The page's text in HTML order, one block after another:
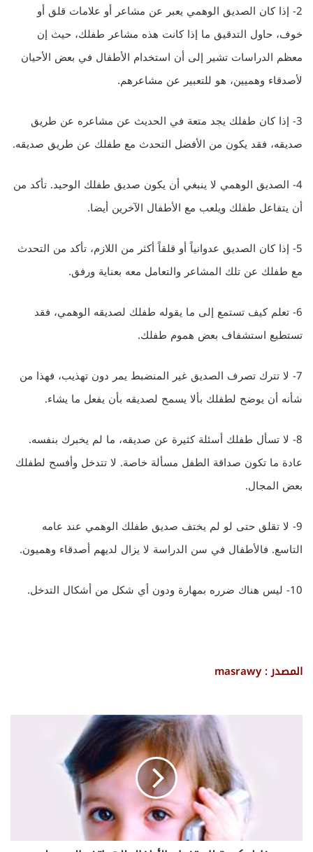
2- إذا كان الصديق الوهمي يعبر عن مشاعر أو علامات قلق أو
خوف، حاول التدقيق ما إذا كانت هذه مشاعر طفلك، حيث إن
معظم الدراسات تشير إلى أن استخدام الأطفال في بعض الأحيان
لأصدقاء وهميين، هو للتعبير عن مشاعرهم.
3- إذا كان طفلك يجد متعة في الحديث عن مشاعره عن طريق
صديقه، فقد يكون من الأفضل التحدث مع طفلك عن طريق صديقه.
4- الصديق الوهمي لا ينبغي أن يكون صديق طفلك الوحيد. تأكد من
أن يتفاعل طفلك ويلعب مع الأطفال الآخرين أيضا.
5- إذا كان الصديق عدوانياً أو قلقاً أكثر من اللازم، تأكد من التحدث
مع طفلك عن تلك المشاعر والتعامل معه بعناية ورفق.
6- تعلم كيف تستمع إلى ما يقوله طفلك لصديقه الوهمي، فقد
تستطيع استشفاف بعض هموم طفلك.
7- لا تترك تصرف الصديق غير المنضبط يمر دون تهذيب، فهذا من
شأنه أن يوضح لطفلك بألا يسمح لصديقه بأن يفعل ما يشاء.
8- لا تسأل طفلك أسئلة كثيرة عن صديقه، ما لم يخبرك بنفسه.
عادة ما تكون صداقة الطفل مسألة خاصة. لا تتدخل وأفسح لطفلك
بعض المجال.
9- لا تقلق حتى لو لم يختف صديق طفلك الوهمي عند عامه
التاسع. فالأطفال في سن الدراسة لا يزال لديهم أصدقاء وهميون.
10- ليس هناك ضرره بمهارة ودون أي شكل من أشكال التدخل.
المصدر : masrawy